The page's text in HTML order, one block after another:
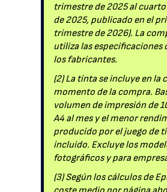
trimestre de 2025 al
de 2025, publicado en el
trimestre de 2026). La
utiliza las especificaciones
los fabricantes.
(2) La tinta se incluye en la
momento de la compra.
volumen de impresión de
A4 al mes y el menor
producido por el juego de
incluido. Excluye los
fotográficos y para
(3) Según los cálculos de